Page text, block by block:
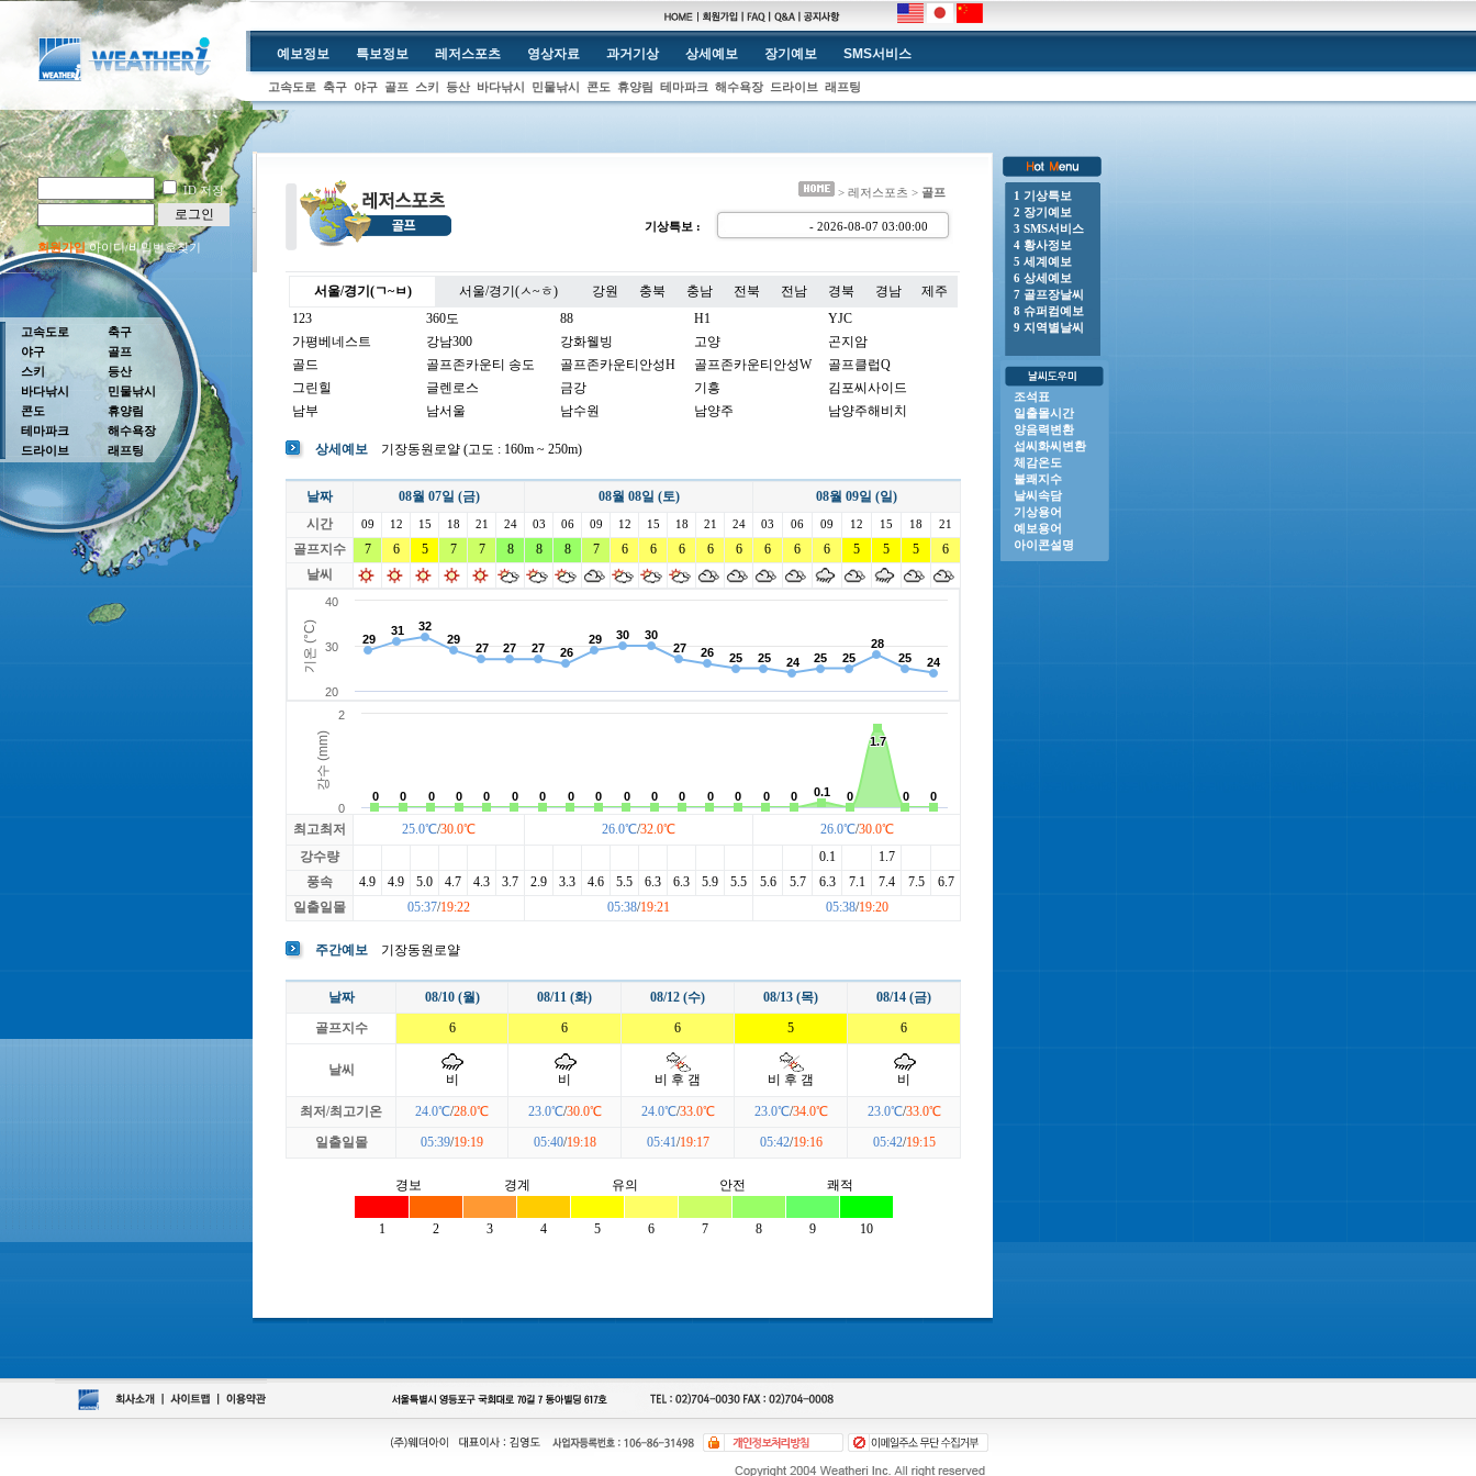
ID 저장
로그인
회원가입아이디/비밀번호찾기
예보정보 특보정보 레저스포츠 영상자료 과거기상 상세예보 장기예보 SMS서비스
고속도로 축구 야구 골프 스키 등산 바다낚시 민물낚시 콘도 휴양림 테마파크 해수욕장 드라이브 래프팅
> 레저스포츠 > 골프
기상특보 : - 2026-08-07 03:00:00 o 풍랑주의보 : 남해동부바깥먼바다, 제주도앞바다(제주도동부앞바다, 제주도남부앞바다, 제주도
고속도로
야구
스키
바다낚시
콘도
테마파크
드라이브
축구
골프
등산
민물낚시
휴양림
해수욕장
래프팅
서울/경기(ㄱ~ㅂ) 서울/경기(ㅅ~ㅎ) 강원 충북 충남 전북 전남 경북 경남
제주
123
360도 88 H1
YJC
가평베네스트
강남300 강화웰빙 고양
곤지암
골드
골프존카운티 송도 골프존카운티안성H 골프존카운티안성W
골프클럽Q
그린힐
글렌로스 금강 기흥
김포씨사이드
남부
남서울 남수원 남양주
남양주해비치
뉴코리아
더반 더스타휴
더크로스비
더헤븐 동여주 드림파크
라비돌
라싸
락가든 레이크사이드
렉스필드
로제비앙
루트52 리베라 리앤리
링크나인
마에스트로
마이다스레이크 이천 마이다스밸리 청평 몽베르
발리오스
베뉴지
베르힐영종 베스트밸리 베어즈베스트 청라
베어크리크
블랙스톤GC이천
빅토리아
상세예보 기장동원로얄 (고도 : 160m ~ 250m)
날짜 08월 07일 (금) 08월 08일 (토)
08월 09일 (일)
시간
09 12 15 18 21 24 03 06 09 12 15 18 21 24 03 06 09 12 15 18 21
골프지수 7 6 5 7 7 8 8 8 7 6 6 6 6 6 6 6 6 5 5 5
6
날씨
최고최저 25.0℃/30.0℃ 26.0℃/32.0℃ 26.0℃/30.0℃
강수량
0.1
1.7
풍속
4.9 4.9 5.0 4.7 4.3 3.7 2.9 3.3 4.6 5.5 6.3 6.3 5.9 5.5 5.6 5.7 6.3 7.1 7.4 7.5
6.7
일출일몰
05:37/19:22 05:38/19:21 05:38/19:20
주간예보 기장동원로얄
날짜 08/10 (월) 08/11 (화) 08/12 (수) 08/13 (목)
08/14 (금)
골프지수
6 6 6 5 6
날씨
비 비 비 후 갬 비 후 갬 비
최저/최고기온 24.0℃/28.0℃ 23.0℃/30.0℃ 24.0℃/33.0℃ 23.0℃/34.0℃ 23.0℃/33.0℃
일출일몰
05:39/19:19 05:40/19:18 05:41/19:17 05:42/19:16 05:42/19:15
경보 경계 유의 안전 쾌적
1 2 3 4 5 6 7 8 9 10
1 기상특보
2 장기예보
3 SMS서비스
4 황사정보
5 세계예보
6 상세예보
7 골프장날씨
8 슈퍼컴예보
9 지역별날씨
조석표
일출몰시간
양음력변환
섭씨화씨변환
체감온도
불쾌지수
날씨속담
기상용어
예보용어
아이콘설명